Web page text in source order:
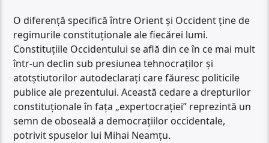
O diferență specifică între Orient și Occident ține de
regimurile constituționale ale fiecărei lumi.
Constituțiile Occidentului se află din ce în ce mai mult
într-un declin sub presiunea tehnocraților și
atotștiutorilor autodeclarați care făuresc politicile
publice ale prezentului. Această cedare a drepturilor
constituționale în fața „expertocrației” reprezintă un
semn de oboseală a democrațiilor occidentale,
potrivit spuselor lui Mihai Neamțu.